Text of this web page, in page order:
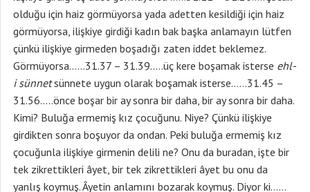
olduğu için haiz görmüyorsa yada adetten kesildiği için haiz
görmüyorsa, ilişkiye girdiği kadın bak başka anlamayın lütfen
çünkü ilişkiye girmeden boşadığı zaten iddet beklemez.
Görmüyorsa……31.37 – 31.39…..üç kere boşamak isterse ehl-
i sünnetsünnete uygun olarak boşamak isterse……31.45 –
31.56…..önce boşar bir ay sonra bir daha, bir ay sonra bir daha.
Kimi? Buluğa ermemiş kız çocuğunu. Niye? Çünkü ilişkiye
girdikten sonra boşuyor da ondan. Peki buluğa ermemiş kız
çocuğunla ilişkiye girmenin delili ne? Onu da buradan, işte bir
tek zikrettikleri âyet, bir tek zikrettikleri âyet bu onu da
yanlış koymuş. Âyetin anlamını bozarak koymuş. Diyor ki……